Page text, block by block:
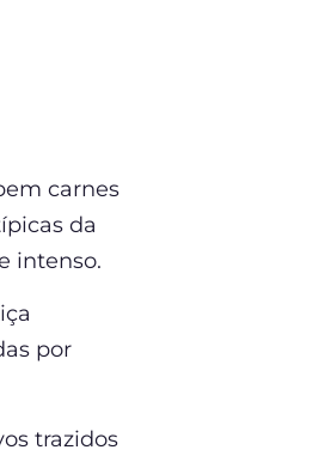
carnes
da
intenso.
por
trazidos